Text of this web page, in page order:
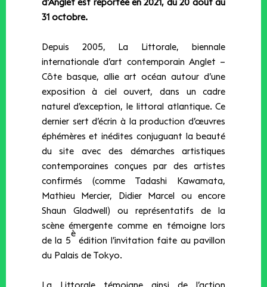
d’Anglet est reportée en 2021, du 20 août au
31 octobre.
Depuis 2005, La Littorale, biennale
internationale d’art contemporain Anglet –
Côte basque, allie art océan autour d’une
exposition à ciel ouvert, dans un cadre
naturel d’exception, le littoral atlantique. Ce
dernier sert d’écrin à la production d’œuvres
éphémères et inédites conjuguant la beauté
du site avec des démarches artistiques
contemporaines conçues par des artistes
confirmés (comme Tadashi Kawamata,
Mathieu Mercier, Didier Marcel ou encore
Shaun Gladwell) ou représentatifs de la
scène émergente comme en témoigne lors
de la 5
è
édition l’invitation faite au pavillon
du Palais de Tokyo.